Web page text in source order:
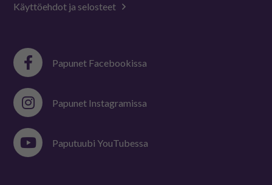
Käyttöehdot ja selosteet
Papunet Facebookissa
Papunet Instagramissa
Paputuubi YouTubessa